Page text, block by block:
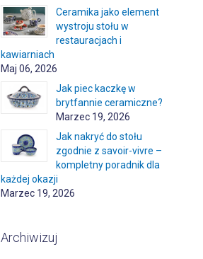
Ceramika jako element
wystroju stołu w
restauracjach i
kawiarniach
Maj 06, 2026
Jak piec kaczkę w
brytfannie ceramiczne?
Marzec 19, 2026
Jak nakryć do stołu
zgodnie z savoir-vivre –
kompletny poradnik dla
każdej okazji
Marzec 19, 2026
Archiwizuj